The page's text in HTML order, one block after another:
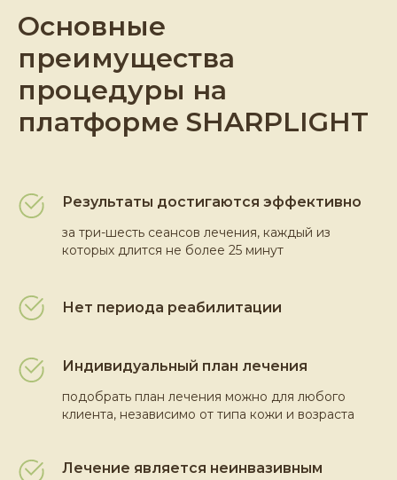
Основные
преимущества
процедуры на
платформе SHARPLIGHT
Результаты достигаются эффективно
за три-шесть сеансов лечения, каждый из
которых длится не более 25 минут
Нет периода реабилитации
Индивидуальный план лечения
подобрать план лечения можно для любого
клиента, независимо от типа кожи и возраста
Лечение является неинвазивным